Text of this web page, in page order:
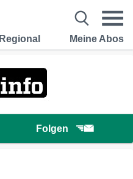
Regional Meine Abos
Folgen